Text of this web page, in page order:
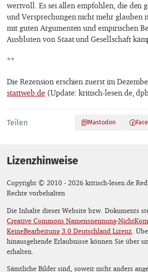
wertvoll. Es sei allen empfohlen, die den
und Versprechungen nicht mehr glauben
mit guten Argumenten und empirischen
Ausbluten von Staat und Gesellschaft
**
Die Rezension erschien zuerst im
stattweb.de(Update: kritisch-lesen.de,
Teilen Mastodon
Lizenzhinweise
Copyright © 2010 - 2026 kritisch-lesen.de
Rechte vorbehalten
Die Inhalte dieser Website bzw. Dokuments
Creative Commons Namensnennung-
KeineBearbeitung 3.0 Deutschland Lizenz .
hinausgehende Erlaubnisse können Sie über
erhalten.
Sämtliche Bilder sind, soweit nicht anders